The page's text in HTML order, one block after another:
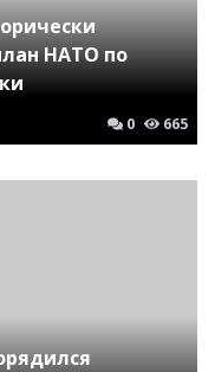
НАТО по
0 665